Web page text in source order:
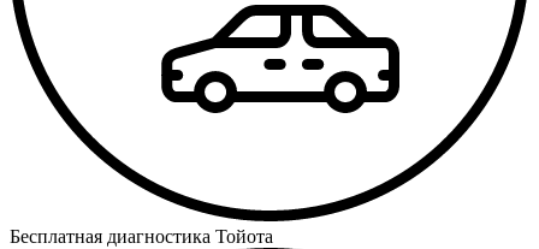
Бесплатная диагностика Тойота